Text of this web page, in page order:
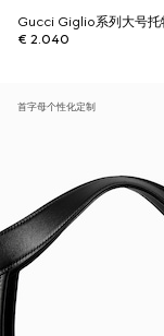
Gucci Giglio系列大号托
€ 2.040
首字母个性化定制